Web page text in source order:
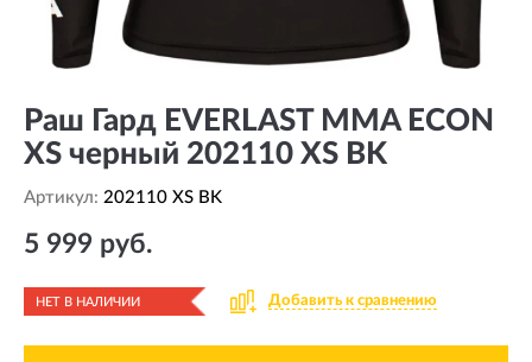
Раш Гард EVERLAST MMA ECON
XS черный 202110 XS BK
Артикул: 202110 XS BK
5 999 руб.
НЕТ В НАЛИЧИИ Добавить к сравнению